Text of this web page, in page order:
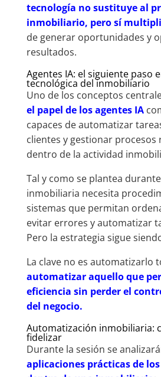
tecnología no sustituye al
inmobiliario, pero sí
de generar oportunidades y
resultados.
Agentes IA: el siguiente paso
tecnológica del inmobiliario
Uno de los conceptos
el papel de los agentes IA
capaces de automatizar
clientes y gestionar procesos
dentro de la actividad
Tal y como se plantea
inmobiliaria necesita
sistemas que permitan
evitar errores y automatizar
Pero la estrategia sigue
La clave no es automatizarlo
automatizar aquello que
eficiencia sin perder el
del negocio.
Automatización inmobiliaria:
fidelizar
Durante la sesión se
aplicaciones prácticas de